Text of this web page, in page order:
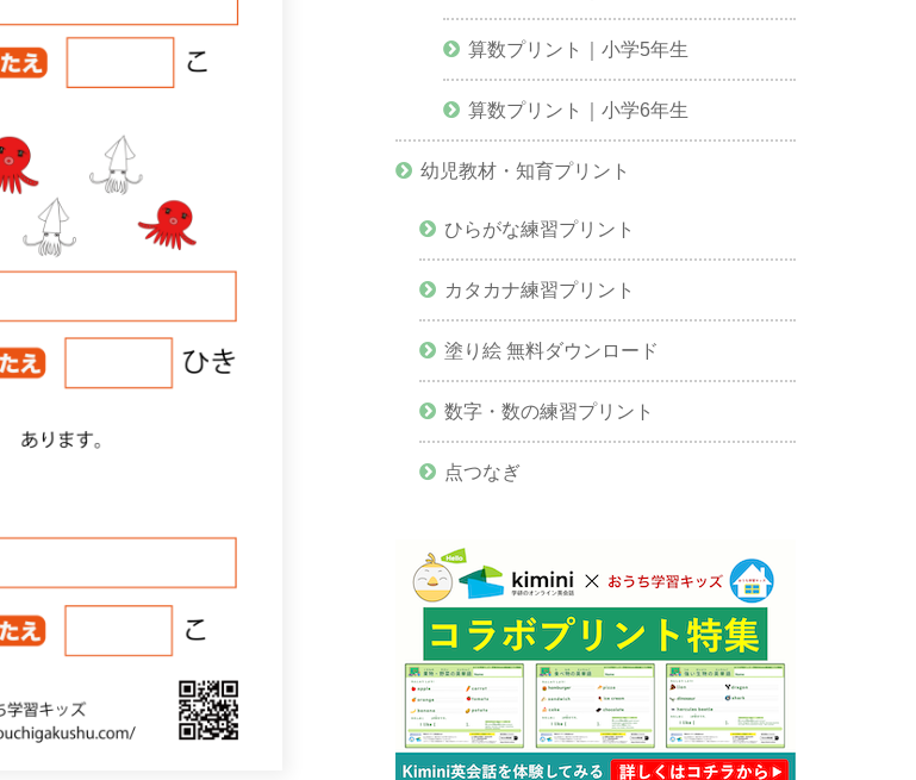
算数プリント｜小学5年生
算数プリント｜小学6年生
幼児教材・知育プリント
ひらがな練習プリント
カタカナ練習プリント
塗り絵 無料ダウンロード
数字・数の練習プリント
点つなぎ